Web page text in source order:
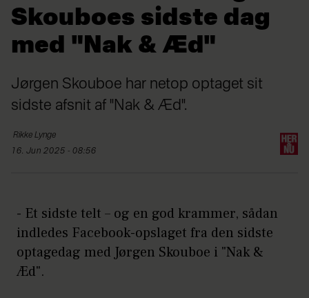
Skouboes sidste dag
med "Nak & Æd"
Jørgen Skouboe har netop optaget sit
sidste afsnit af "Nak & Æd".
Rikke Lynge
16. Jun 2025 - 08:56
- Et sidste telt – og en god krammer, sådan
indledes Facebook-opslaget fra den sidste
optagedag med Jørgen Skouboe i "Nak &
Æd".